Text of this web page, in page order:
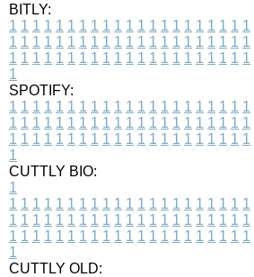
BITLY:
1 1 1 1 1 1 1 1 1 1 1 1 1 1 1 1 1 1 1 1 1
1 1 1 1 1 1 1 1 1 1 1 1 1 1 1 1 1 1 1 1 1
1 1 1 1 1 1 1 1 1 1 1 1 1 1 1 1 1 1 1 1 1
1
SPOTIFY:
1 1 1 1 1 1 1 1 1 1 1 1 1 1 1 1 1 1 1 1 1
1 1 1 1 1 1 1 1 1 1 1 1 1 1 1 1 1 1 1 1 1
1 1 1 1 1 1 1 1 1 1 1 1 1 1 1 1 1 1 1 1 1
1
CUTTLY BIO:
1
1 1 1 1 1 1 1 1 1 1 1 1 1 1 1 1 1 1 1 1 1
1 1 1 1 1 1 1 1 1 1 1 1 1 1 1 1 1 1 1 1 1
1 1 1 1 1 1 1 1 1 1 1 1 1 1 1 1 1 1 1 1 1
1
CUTTLY OLD: